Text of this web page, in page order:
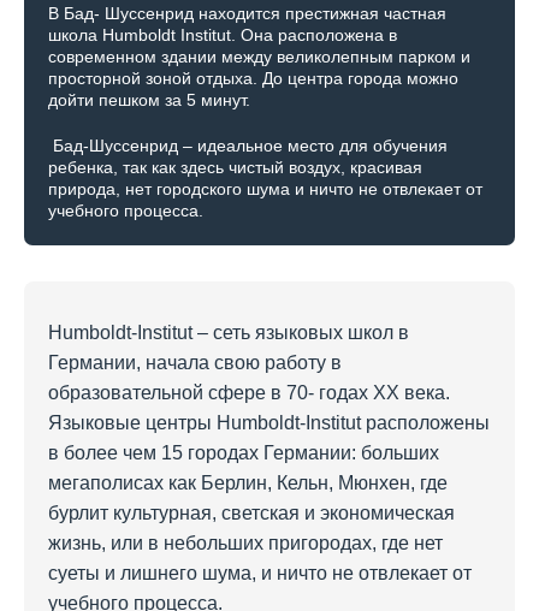
В Бад- Шуссенрид находится престижная частная
школа Humboldt Institut. Она расположена в
современном здании между великолепным парком и
просторной зоной отдыха. До центра города можно
дойти пешком за 5 минут.
Бад-Шуссенрид – идеальное место для обучения
ребенка, так как здесь чистый воздух, красивая
природа, нет городского шума и ничто не отвлекает от
учебного процесса.
Humboldt-Institut – сеть языковых школ в
Германии, начала свою работу в
образовательной сфере в 70- годах ХХ века.
Языковые центры Humboldt-Institut расположены
в более чем 15 городах Германии: больших
мегаполисах как Берлин, Кельн, Мюнхен, где
бурлит культурная, светская и экономическая
жизнь, или в небольших пригородах, где нет
суеты и лишнего шума, и ничто не отвлекает от
учебного процесса.